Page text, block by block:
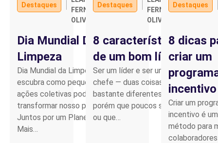
Parceiro de Vendas
Trabalhe Conosco
Destaques
FERNANDO
OLIVEIRA
Dia Mundial Da
Limpeza
Dia Mundial da Limpeza,
escubra como pequenas
ações coletivas podem
transformar nosso plane.
Juntos por um Planeta
Mais…
Destaques
FERNANDO
OLIVEIRA
8 características
de um bom líder
Ser um líder e ser um
chefe — duas coisas
bastante diferentes,
porém que poucos sabem
ou que…
Destaques
8 dicas
criar um
incentivo
Criar um
incentivo é
método para